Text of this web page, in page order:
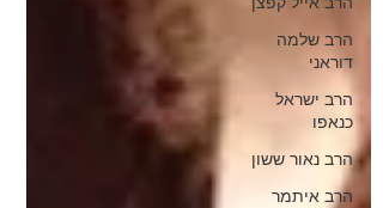
הרב שלמה
דוראני
הרב ישראל
כנאפו
הרב נאור ששון
הרב איתמר